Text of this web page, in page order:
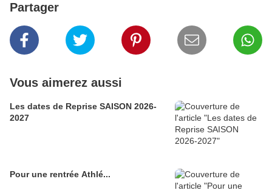
Partager
Vous aimerez aussi
Les dates de Reprise SAISON 2026-
2027
Pour une rentrée Athlé...